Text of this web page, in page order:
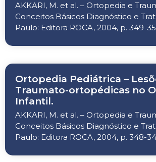
AKKARI, M. et al. – Ortopedia e
Conceitos Básicos Diagnóstico e
Paulo: Editora ROCA, 2004, p. 349-
Ortopedia Pediátrica –
Traumato-ortopédicas no
Infantil.
AKKARI, M. et al. – Ortopedia e
Conceitos Básicos Diagnóstico e
Paulo: Editora ROCA, 2004, p. 348-